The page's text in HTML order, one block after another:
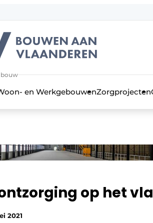
voorwaarden
/ Cookie statement
en WerkgebouwenZorgprojecten
op het
2021